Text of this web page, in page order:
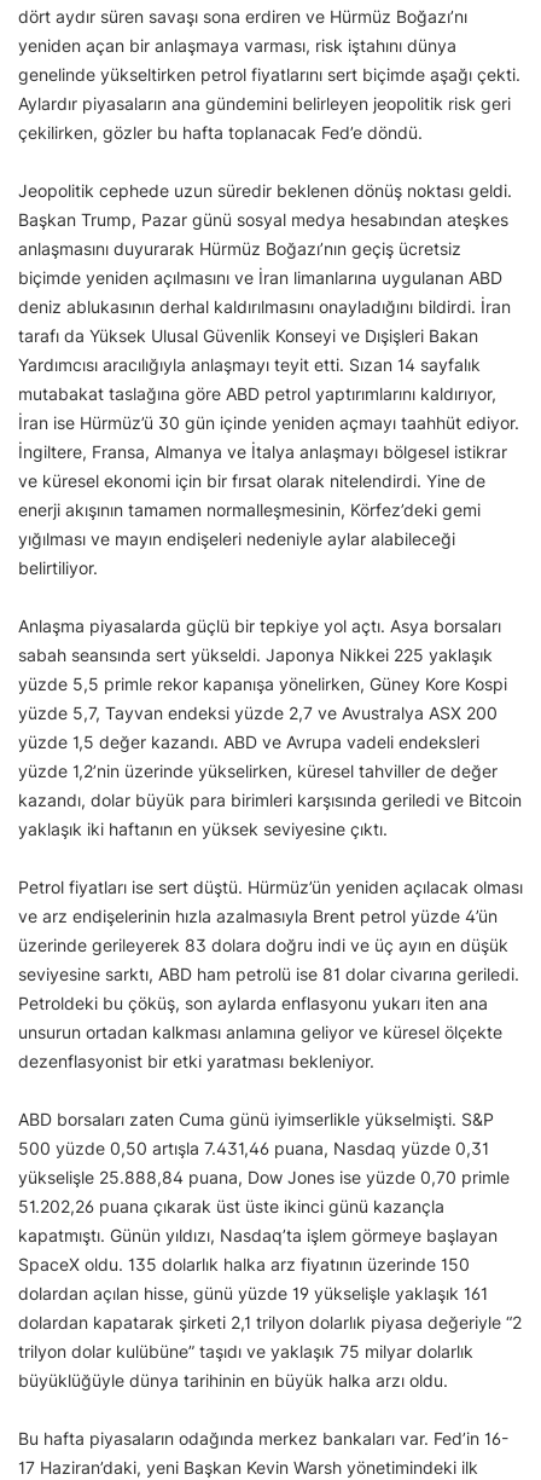
dört aydır süren savaşı sona erdiren ve Hürmüz Boğazı’nı
yeniden açan bir anlaşmaya varması, risk iştahını dünya
genelinde yükseltirken petrol fiyatlarını sert biçimde aşağı çekti.
Aylardır piyasaların ana gündemini belirleyen jeopolitik risk geri
çekilirken, gözler bu hafta toplanacak Fed’e döndü.
Jeopolitik cephede uzun süredir beklenen dönüş noktası geldi.
Başkan Trump, Pazar günü sosyal medya hesabından ateşkes
anlaşmasını duyurarak Hürmüz Boğazı’nın geçiş ücretsiz
biçimde yeniden açılmasını ve İran limanlarına uygulanan ABD
deniz ablukasının derhal kaldırılmasını onayladığını bildirdi. İran
tarafı da Yüksek Ulusal Güvenlik Konseyi ve Dışişleri Bakan
Yardımcısı aracılığıyla anlaşmayı teyit etti. Sızan 14 sayfalık
mutabakat taslağına göre ABD petrol yaptırımlarını kaldırıyor,
İran ise Hürmüz’ü 30 gün içinde yeniden açmayı taahhüt ediyor.
İngiltere, Fransa, Almanya ve İtalya anlaşmayı bölgesel istikrar
ve küresel ekonomi için bir fırsat olarak nitelendirdi. Yine de
enerji akışının tamamen normalleşmesinin, Körfez’deki gemi
yığılması ve mayın endişeleri nedeniyle aylar alabileceği
belirtiliyor.
Anlaşma piyasalarda güçlü bir tepkiye yol açtı. Asya borsaları
sabah seansında sert yükseldi. Japonya Nikkei 225 yaklaşık
yüzde 5,5 primle rekor kapanışa yönelirken, Güney Kore Kospi
yüzde 5,7, Tayvan endeksi yüzde 2,7 ve Avustralya ASX 200
yüzde 1,5 değer kazandı. ABD ve Avrupa vadeli endeksleri
yüzde 1,2’nin üzerinde yükselirken, küresel tahviller de değer
kazandı, dolar büyük para birimleri karşısında geriledi ve Bitcoin
yaklaşık iki haftanın en yüksek seviyesine çıktı.
Petrol fiyatları ise sert düştü. Hürmüz’ün yeniden açılacak olması
ve arz endişelerinin hızla azalmasıyla Brent petrol yüzde 4’ün
üzerinde gerileyerek 83 dolara doğru indi ve üç ayın en düşük
seviyesine sarktı, ABD ham petrolü ise 81 dolar civarına geriledi.
Petroldeki bu çöküş, son aylarda enflasyonu yukarı iten ana
unsurun ortadan kalkması anlamına geliyor ve küresel ölçekte
dezenflasyonist bir etki yaratması bekleniyor.
ABD borsaları zaten Cuma günü iyimserlikle yükselmişti. S&P
500 yüzde 0,50 artışla 7.431,46 puana, Nasdaq yüzde 0,31
yükselişle 25.888,84 puana, Dow Jones ise yüzde 0,70 primle
51.202,26 puana çıkarak üst üste ikinci günü kazançla
kapatmıştı. Günün yıldızı, Nasdaq’ta işlem görmeye başlayan
SpaceX oldu. 135 dolarlık halka arz fiyatının üzerinde 150
dolardan açılan hisse, günü yüzde 19 yükselişle yaklaşık 161
dolardan kapatarak şirketi 2,1 trilyon dolarlık piyasa değeriyle “2
trilyon dolar kulübüne” taşıdı ve yaklaşık 75 milyar dolarlık
büyüklüğüyle dünya tarihinin en büyük halka arzı oldu.
Bu hafta piyasaların odağında merkez bankaları var. Fed’in 16-
17 Haziran’daki, yeni Başkan Kevin Warsh yönetimindeki ilk